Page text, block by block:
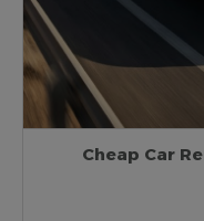
Cheap Car